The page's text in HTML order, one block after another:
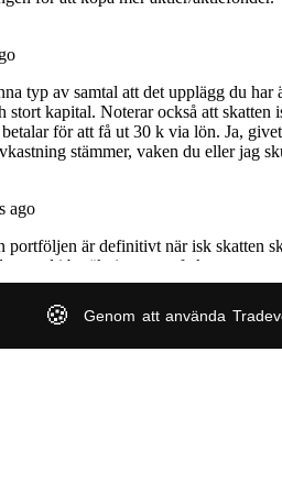
🍪 Genom att använda